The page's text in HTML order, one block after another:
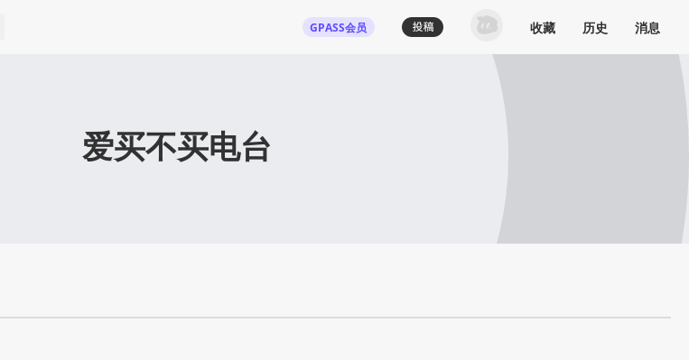
GPASS会员 收藏 历史 消息
爱买不买电台